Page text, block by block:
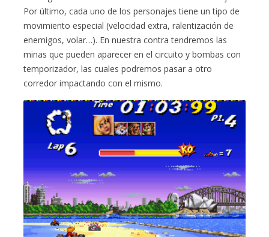
Por último, cada uno de los personajes tiene un tipo de
movimiento especial (velocidad extra, ralentización de
enemigos, volar…). En nuestra contra tendremos las
minas que pueden aparecer en el circuito y bombas con
temporizador, las cuales podremos pasar a otro
corredor impactando con el mismo.